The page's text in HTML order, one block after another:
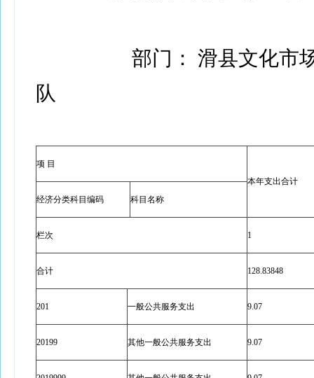
部门： 滑县文化市
队
项 目
本年支出合计
经济分类科目编码
科目名称
栏次 1
合计 128.83848
201 一般公共服务支出 9.07
20199 其他一般公共服务支出 9.07